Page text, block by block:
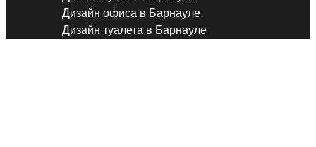
Дизайн офиса в Барнауле
Дизайн туалета в Барнауле